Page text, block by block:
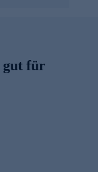
gut für